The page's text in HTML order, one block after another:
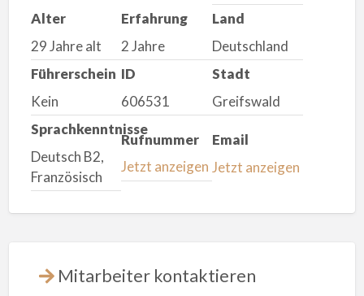
Alter
29 Jahre alt
Erfahrung
2 Jahre
Land
Deutschland
Führerschein
Kein
ID
606531
Stadt
Greifswald
Sprachkenntnisse
Deutsch B2,
Französisch
Rufnummer
Jetzt anzeigen
Email
Jetzt anzeigen
Mitarbeiter kontaktieren